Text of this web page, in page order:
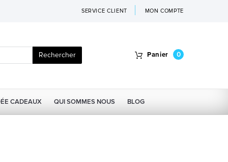
SERVICE CLIENT MON COMPTE
Rechercher Panier 0
CADEAUX QUI SOMMES NOUS BLOG